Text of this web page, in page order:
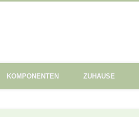
KOMPONENTEN ZUHAUSE